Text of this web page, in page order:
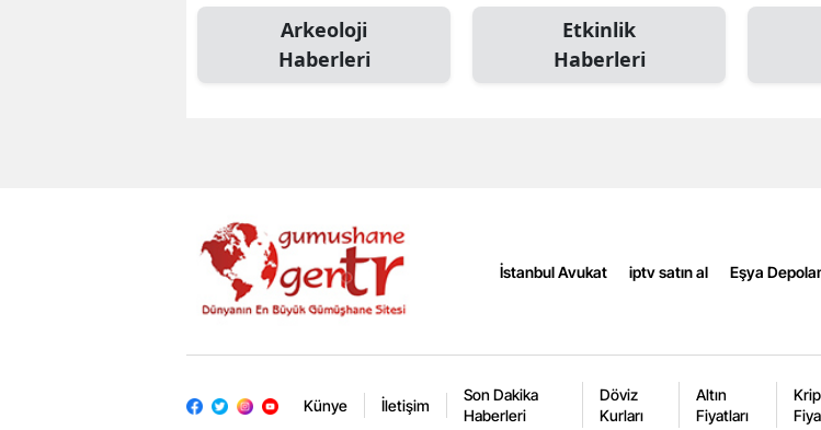
Arkeoloji
Haberleri
Etkinlik
Haberleri
İstanbul Avukat iptv satın al Eşya
Künye İletişim
Son Dakika
Haberleri
Döviz
Kurları
Altın
Fiyatları